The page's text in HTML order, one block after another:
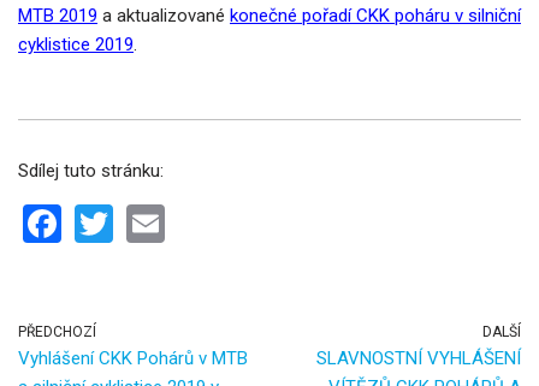
MTB 2019 a aktualizované konečné pořadí CKK poháru v silniční
cyklistice 2019.
Sdílej tuto stránku:
F
b
T
er
E
PŘEDCHOZÍ
Vyhlášení CKK Pohárů v MTB
DALŠÍ
SLAVNOSTNÍ VYHLÁŠENÍ